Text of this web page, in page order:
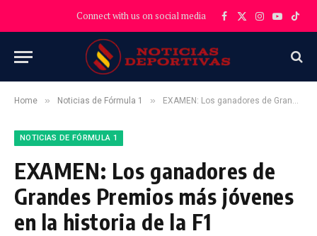
Connect with us on social media Facebook
X
Instagram
YouTube
Home » Noticias de Fórmula 1 » EXAMEN: Los ganadores de Grandes Premios más jóvenes en la historia de la F1
NOTICIAS DE FÓRMULA 1
EXAMEN: Los ganadores de
Grandes Premios más jóvenes
en la historia de la F1